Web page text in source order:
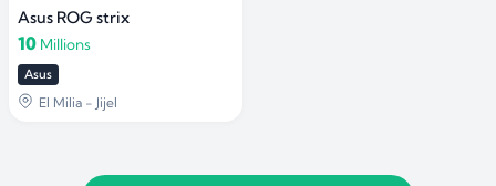
Asus ROG strix
10 Millions
Asus
El Milia - Jijel